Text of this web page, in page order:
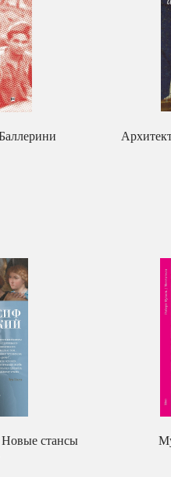
стансы